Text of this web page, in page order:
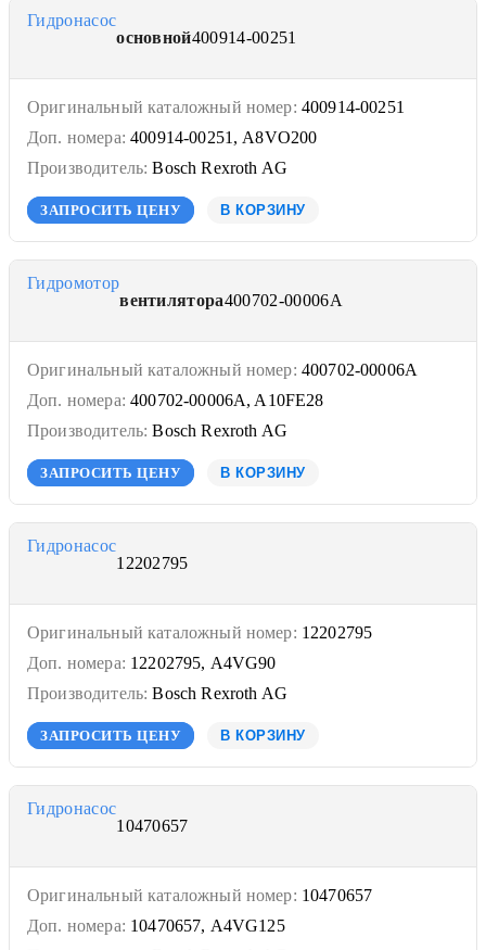
Гидронасос
основной400914-00251
Оригинальный каталожный номер: 400914-00251
Доп. номера: 400914-00251, A8VO200
Производитель: Bosch Rexroth AG
ЗАПРОСИТЬ ЦЕНУ В КОРЗИНУ
Гидромотор
вентилятора400702-00006A
Оригинальный каталожный номер: 400702-00006A
Доп. номера: 400702-00006A, A10FE28
Производитель: Bosch Rexroth AG
ЗАПРОСИТЬ ЦЕНУ В КОРЗИНУ
Гидронасос
12202795
Оригинальный каталожный номер: 12202795
Доп. номера: 12202795, A4VG90
Производитель: Bosch Rexroth AG
ЗАПРОСИТЬ ЦЕНУ В КОРЗИНУ
Гидронасос
10470657
Оригинальный каталожный номер: 10470657
Доп. номера: 10470657, A4VG125